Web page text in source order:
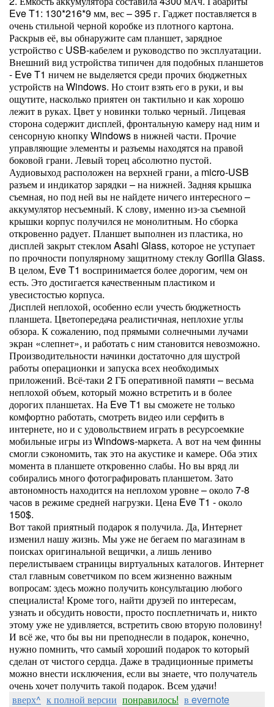
Eve T1: 130*216*9 мм, вес – 395 г. Гаджет поставляется в
очень стильной черной коробке из плотного картона.
Раскрыв её, вы обнаружите сам планшет, зарядное
устройство с USB-кабелем и руководство по эксплуатации.
Внешний вид устройства типичен для подобных планшетов
- Eve T1 ничем не выделяется среди прочих бюджетных
устройств на Windows. Но стоит взять его в руки, и вы
ощутите, насколько приятен он тактильно и как хорошо
лежит в руках. Цвет у новинки только черный. Лицевая
сторона содержит дисплей, фронтальную камеру над ним и
сенсорную кнопку Windows в нижней части. Прочие
управляющие элементы и разъемы находятся на правой
боковой грани. Левый торец абсолютно пустой.
Аудиовыход расположен на верхней грани, а micro-USB
разъем и индикатор зарядки – на нижней. Задняя крышка
съемная, но под ней вы не найдете ничего интересного –
аккумулятор несъемный. К слову, именно из-за съемной
крышки корпус получился не монолитным. Но сборка
откровенно радует. Планшет выполнен из пластика, но
дисплей закрыт стеклом Asahi Glass, которое не уступает
по прочности популярному защитному стеклу Gorilla Glass.
В целом, Eve T1 воспринимается более дорогим, чем он
есть. Это достигается качественным пластиком и
увесистостью корпуса.
Дисплей неплохой, особенно если учесть бюджетность
планшета. Цветопередача реалистичная, неплохие углы
обзора. К сожалению, под прямыми солнечными лучами
экран «слепнет», и работать с ним становится невозможно.
Производительности начинки достаточно для шустрой
работы операционки и запуска всех необходимых
приложений. Всё-таки 2 ГБ оперативной памяти – весьма
неплохой объем, который можно встретить и в более
дорогих планшетах. На Eve T1 вы сможете не только
комфортно работать, смотреть видео или серфить в
интернете, но и с удовольствием играть в ресурсоемкие
мобильные игры из Windows-маркета. А вот на чем финны
смогли сэкономить, так это на акустике и камере. Оба этих
момента в планшете откровенно слабы. Но вы вряд ли
собирались много фотографировать планшетом. Зато
автономность находится на неплохом уровне – около 7-8
часов в режиме средней нагрузки. Цена Eve T1 - около
150$.
Вот такой приятный подарок я получила. Да, Интернет
изменил нашу жизнь. Мы уже не бегаем по магазинам в
поисках оригинальной вещички, а лишь лениво
перелистываем страницы виртуальных каталогов. Интернет
стал главным советчиком по всем жизненно важным
вопросам: здесь можно получить консультацию любого
специалиста! Кроме того, найти друзей по интересам,
узнать и обсудить новости, просто посплетничать и, никто
этому уже не удивляется, встретить свою вторую половину!
И всё же, что бы вы ни преподнесли в подарок, конечно,
нужно помнить, что самый хороший подарок то который
сделан от чистого сердца. Даже в традиционные приметы
можно внести исключения, если вы знаете, что получатель
очень хочет получить такой подарок. Всем удачи!
вверх^ к полной версии понравилось! в evernote